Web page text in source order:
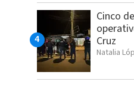
Cinco
Cruz
Natalia